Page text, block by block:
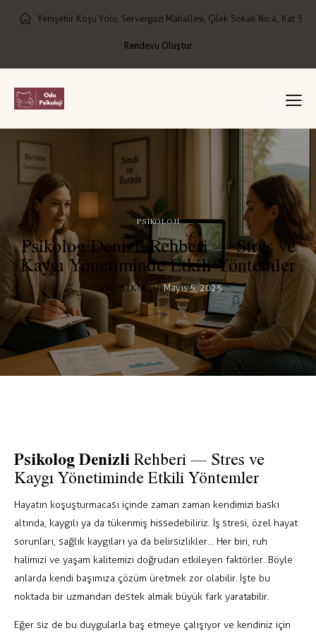
Yenişehir Koşu Yolu, Servergazi Mahallesi, Çilek Sokak No:4, Kat:3
Randevu Oluştur
PSIKOLOJI
Psikolog Denizli Rehberi — Stres ve
Kaygı Yönetiminde Etkili Yöntemler
ODA PSIKOLOJIMayıs 5, 2025
Psikolog Denizli Rehberi — Stres ve
Kaygı Yönetiminde Etkili Yöntemler
Hayatın koşuşturmacası içinde zaman zaman kendimizi baskı
altında, kaygılı ya da tükenmiş hissedebiliriz. İş stresi, özel hayat
sorunları, sağlık kaygıları ya da belirsizlikler… Her biri, ruh
halimizi ve yaşam kalitemizi doğrudan etkileyen faktörler. Böyle
anlarda kendi başımıza çözüm üretmek zor olabilir. İşte bu
noktada bir uzmandan destek almak büyük fark yaratabilir.
Eğer siz de bu duygularla baş etmeye çalışıyor ve kendiniz için